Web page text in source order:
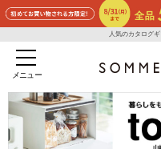
人気のカタログ
メニュー